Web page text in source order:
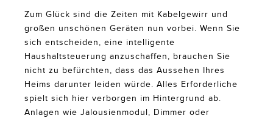
Zum Glück sind die Zeiten mit Kabelgewirr und
großen unschönen Geräten nun vorbei. Wenn Sie
sich entscheiden, eine intelligente
Haushaltsteuerung anzuschaffen, brauchen Sie
nicht zu befürchten, dass das Aussehen Ihres
Heims darunter leiden würde. Alles Erforderliche
spielt sich hier verborgen im Hintergrund ab.
Anlagen wie Jalousienmodul, Dimmer oder